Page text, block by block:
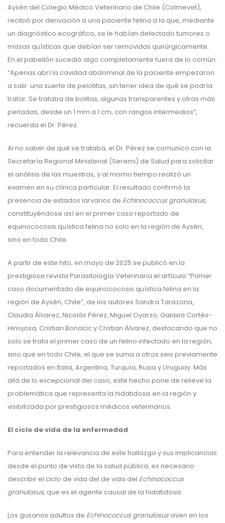
Aysén del Colegio Médico Veterinario de Chile (Colmevet),
recibió por derivación a una paciente felina a la que, mediante
un diagnóstico ecográfico, se le habían detectado tumores o
masas quísticas que debían ser removidas quirúrgicamente.
En el pabellón sucedió algo completamente fuera de lo común.
“Apenas abrí la cavidad abdominal de la paciente empezaron
a salir una suerte de pelotitas, sin tener idea de qué se podría
tratar. Se trataba de bolitas, algunas transparentes y otras más
perladas, desde un 1 mm a 1 cm, con rangos intermedios”,
recuerda el Dr. Pérez.
Al no saber de qué se trataba, el Dr. Pérez se comunicó con la
Secretaría Regional Ministerial (Seremi) de Salud para solicitar
el análisis de las muestras, y al mismo tiempo realizó un
examen en su clínica particular. El resultado confirmó la
presencia de estados larvarios de Echinococcus granulosus,
constituyéndose así en el primer caso reportado de
equinococosis quística felina no solo en la región de Aysén,
sino en todo Chile.
A partir de este hito, en mayo de 2025 se publicó en la
prestigiosa revista Parasitología Veterinaria el artículo “Primer
caso documentado de equinococosis quística felina en la
región de Aysén, Chile”, de los autores Sandra Tarazona,
Claudia Álvarez, Nicolás Pérez, Miguel Oyarzo, Galaxia Cortés-
Hinojosa, Cristian Bonacic y Cristian Álvarez, destacando que no
solo se trata el primer caso de un felino infectado en la región,
sino que en todo Chile, el que se suma a otros seis previamente
reportados en Italia, Argentina, Turquía, Rusia y Uruguay. Más
allá de lo excepcional del caso, este hecho pone de relieve la
problemática que representa la hidatidosis en la región y
visibilizada por prestigiosos médicos veterinarios.
El ciclo de vida de la enfermedad
Para entender la relevancia de este hallazgo y sus implicancias
desde el punto de vista de la salud pública, es necesario
describir el ciclo de vida del de vida del Echinococcus
granulosus, que es el agente causal de la hidatidosis.
Los gusanos adultos de Echinococcus granulosusviven en los